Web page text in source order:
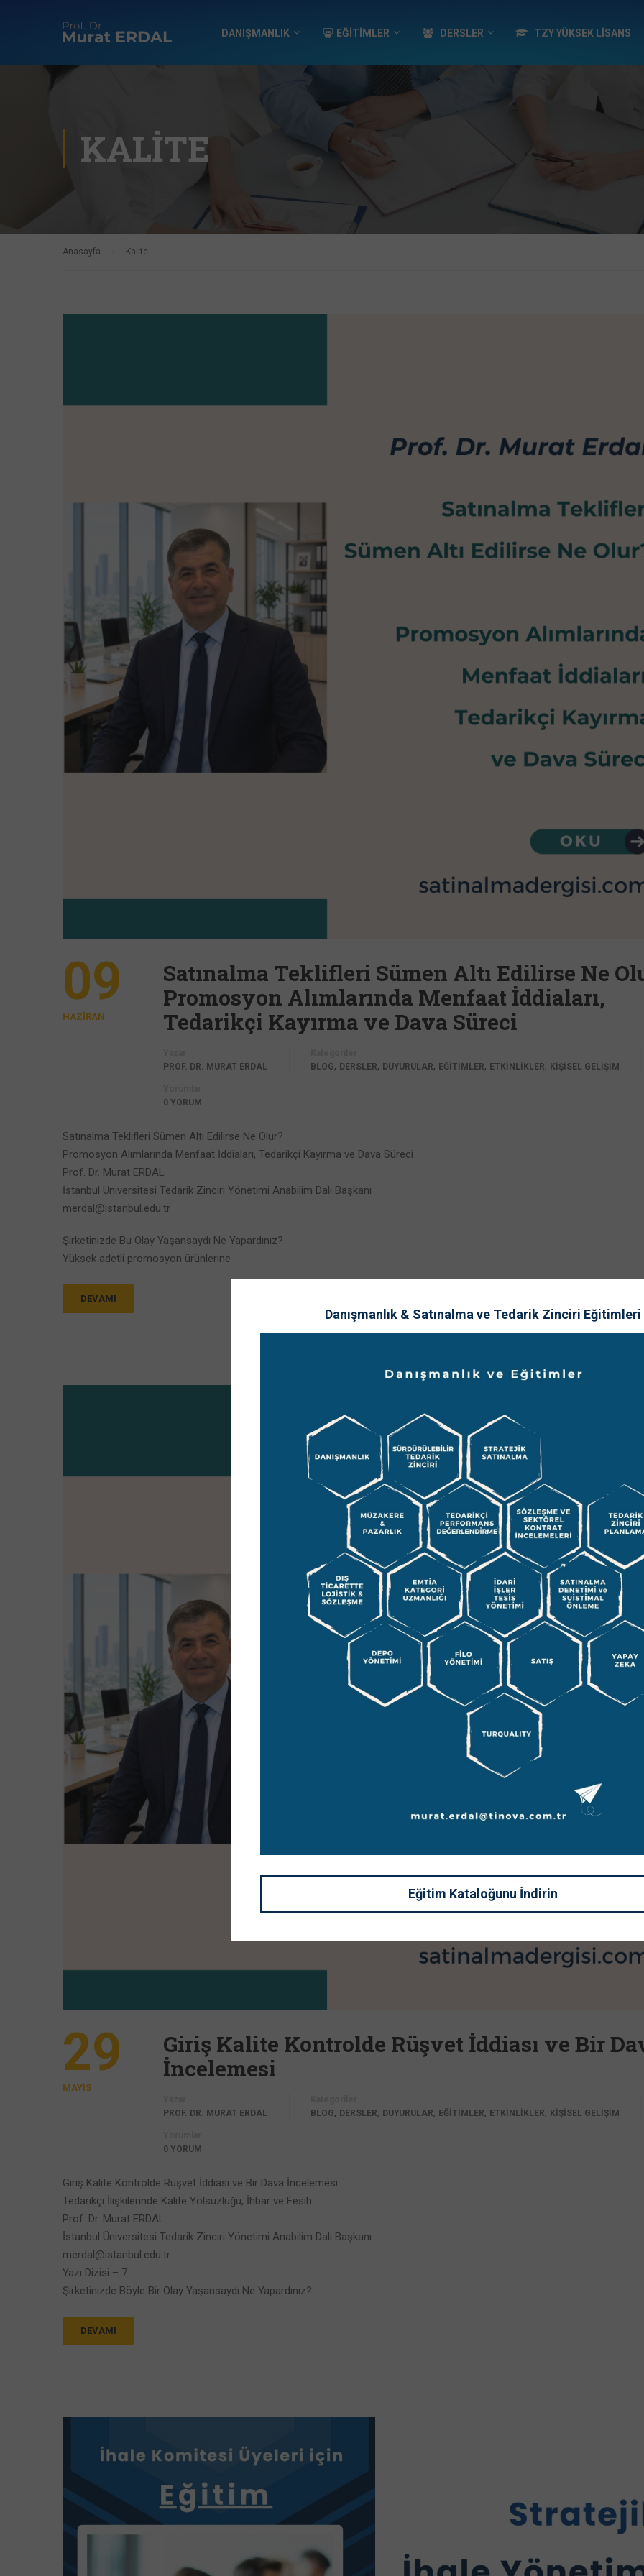
DANIŞMANLIK EĞİTİMLER DERSLER TZY YÜKSEK LISANS
KALITE
Anasayfa Kalite
09
HAZIRAN
Satınalma Teklifleri Sümen Altı Edilirse Ne
Promosyon Alımlarında Menfaat İddiaları,
Tedarikçi Kayırma ve Dava Süreci
PROF. DR. MURAT ERDAL
BLOG, DERSLER, DUYURULAR, EĞİTİMLER, ETKİNLİKLER, KİŞİSEL GELİŞİM
0 YORUM
Satınalma Teklifleri Sümen Altı Edilirse Ne Olur?
Promosyon Alımlarında Menfaat İddiaları, Tedarikçi Kayırma ve Dava Süreci
Prof. Dr. Murat ERDAL
İstanbul Üniversitesi Tedarik Zinciri Yönetimi Anabilim Dalı Başkanı
merdal@istanbul.edu.tr
Şirketinizde Bu Olay Yaşansaydı Ne Yapardınız?
Yüksek adetli promosyon ürünlerine
DEVAMI
29
MAYIS
Giriş Kalite Kontrolde Rüşvet İddiası ve Bir
İncelemesi
PROF. DR. MURAT ERDAL
BLOG, DERSLER, DUYURULAR, EĞİTİMLER, ETKİNLİKLER, KİŞİSEL GELİŞİM
0 YORUM
Giriş Kalite Kontrolde Rüşvet İddiası ve Bir Dava İncelemesi
Tedarikçi İlişkilerinde Kalite Yolsuzluğu, İhbar ve Fesih
Prof. Dr. Murat ERDAL
İstanbul Üniversitesi Tedarik Zinciri Yönetimi Anabilim Dalı Başkanı
merdal@istanbul.edu.tr
Yazı Dizisi – 7
Şirketinizde Böyle Bir Olay Yaşansaydı Ne Yapardınız?
DEVAMI
Danışmanlık & Satınalma ve Tedarik Zinciri Eğitimleri
Eğitim Kataloğunu İndirin